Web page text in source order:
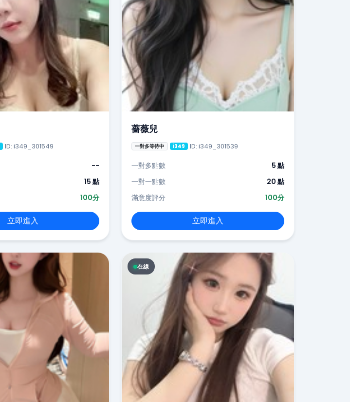
ID: i349_301549
--
15 點
100分
立即進入
薔薇兒
一對多等待中 i349 ID: i349_301539
一對多點數
5 點
一對一點數
20 點
滿意度評分
100分
立即進入
在線